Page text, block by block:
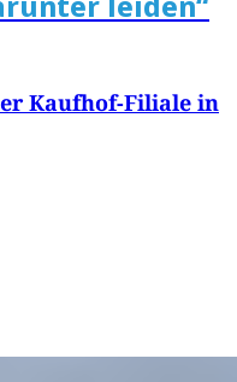
Kaufhof-Filiale in